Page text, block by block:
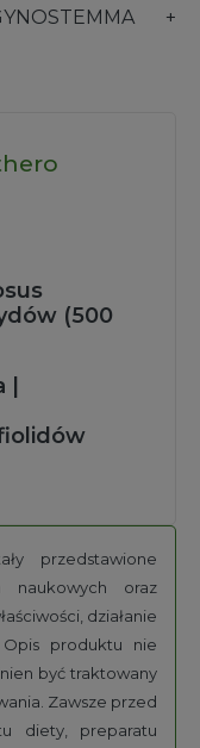
+
(500
przedstawione
naukowych oraz
działanie
produktu nie
być traktowany
Zawsze przed
diety, preparatu